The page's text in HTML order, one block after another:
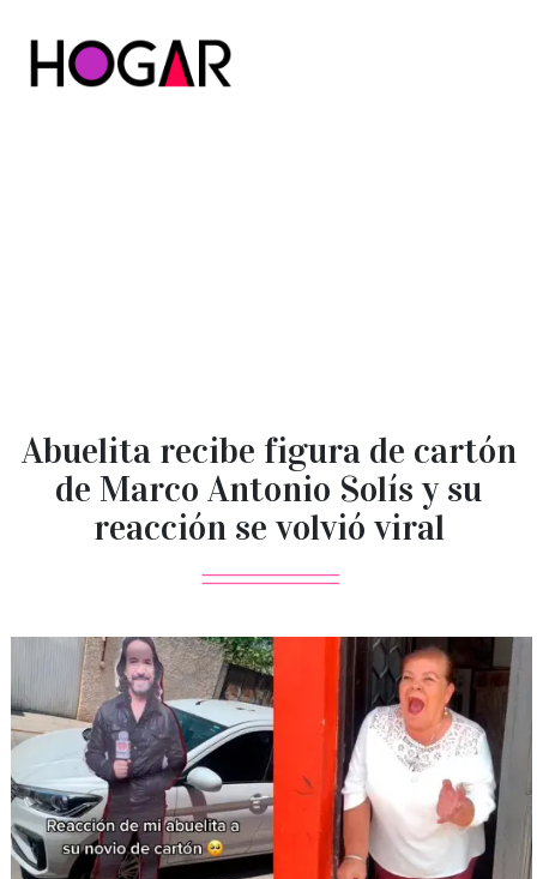
Abuelita recibe figura de cartón
de Marco Antonio Solís y su
reacción se volvió viral